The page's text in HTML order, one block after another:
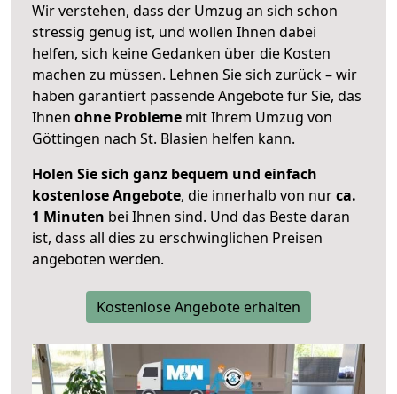
Wir verstehen, dass der Umzug an sich schon
stressig genug ist, und wollen Ihnen dabei
helfen, sich keine Gedanken über die Kosten
machen zu müssen. Lehnen Sie sich zurück – wir
haben garantiert passende Angebote für Sie, das
Ihnen ohne Probleme mit Ihrem Umzug von
Göttingen nach St. Blasien helfen kann.
Holen Sie sich ganz bequem und einfach
kostenlose Angebote, die innerhalb von nurca.
1 Minuten bei Ihnen sind. Und das Beste daran
ist, dass all dies zu erschwinglichen Preisen
angeboten werden.
Kostenlose Angebote erhalten